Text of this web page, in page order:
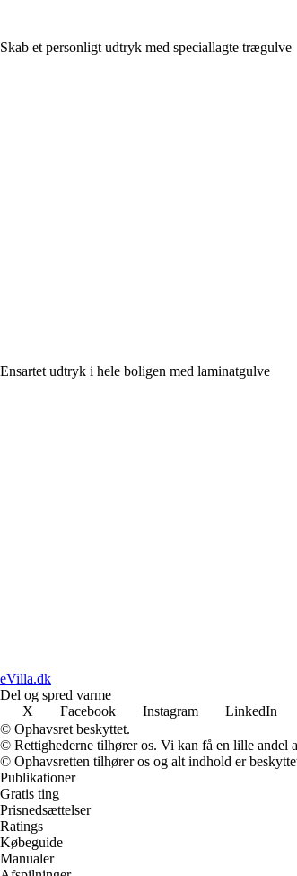
Skab et personligt udtryk med speciallagte trægulve
Ensartet udtryk i hele boligen med laminatgulve
eVilla.dk
Del og spred varme
X
Facebook Instagram LinkedIn
© Ophavsret beskyttet.
© Rettighederne tilhører os. Vi kan få en lille andel
© Ophavsretten tilhører os og alt indhold er
Publikationer
Gratis ting
Prisnedsættelser
Ratings
Købeguide
Manualer